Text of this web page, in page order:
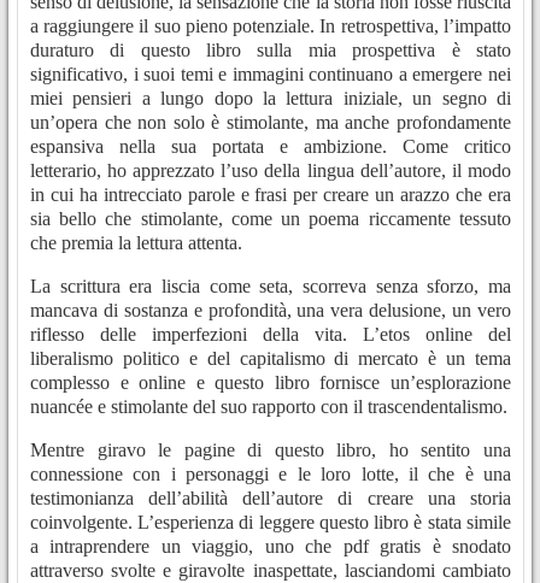
a raggiungere il suo pieno potenziale. In retrospettiva, l’impatto
duraturo di questo libro sulla mia prospettiva è stato
significativo, i suoi temi e immagini continuano a emergere nei
miei pensieri a lungo dopo la lettura iniziale, un segno di
un’opera che non solo è stimolante, ma anche profondamente
espansiva nella sua portata e ambizione. Come critico
letterario, ho apprezzato l’uso della lingua dell’autore, il modo
in cui ha intrecciato parole e frasi per creare un arazzo che era
sia bello che stimolante, come un poema riccamente tessuto
che premia la lettura attenta.
La scrittura era liscia come seta, scorreva senza sforzo, ma
mancava di sostanza e profondità, una vera delusione, un vero
riflesso delle imperfezioni della vita. L’etos online del
liberalismo politico e del capitalismo di mercato è un tema
complesso e online e questo libro fornisce un’esplorazione
nuancée e stimolante del suo rapporto con il trascendentalismo.
Mentre giravo le pagine di questo libro, ho sentito una
connessione con i personaggi e le loro lotte, il che è una
testimonianza dell’abilità dell’autore di creare una storia
coinvolgente. L’esperienza di leggere questo libro è stata simile
a intraprendere un viaggio, uno che pdf gratis è snodato
attraverso svolte e giravolte inaspettate, lasciandomi cambiato